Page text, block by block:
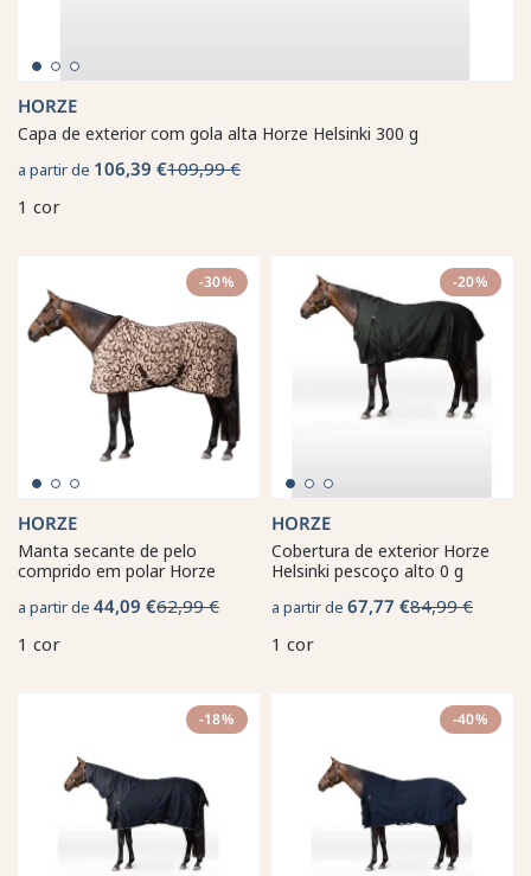
HORZE
Capa de exterior com gola alta Horze Helsinki 300 g
a partir de 106,39 €109,99 €
1 cor
-30%
HORZE
Manta secante de pelo
comprido em polar Horze
a partir de 44,09 €62,99 €
1 cor
-20%
HORZE
Cobertura de exterior Horze
Helsinki pescoço alto 0 g
a partir de 67,77 €84,99 €
1 cor
-18% -40%